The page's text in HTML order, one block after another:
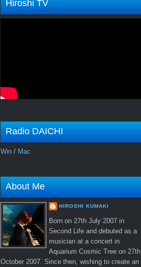
Hiroshi TV
Radio DAICHI
Win / Mac
About Me
HIROSHI KUMAKI
Born on 27th July 2007 in
Second Life and debuted as a
musician at a concert in
Aquarium Cosmic Tree on 27th
October 2007. Since then, wishing to create an